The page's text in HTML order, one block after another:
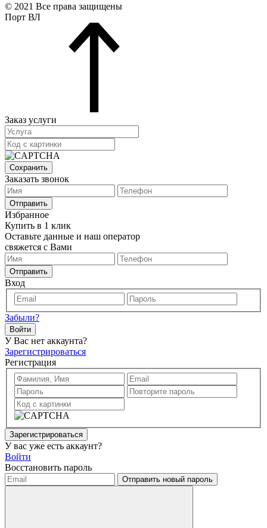
© 2021 Все права защищены
Порт ВЛ
Заказ услуги
Сохранить
Заказать звонок
Отправить
Избранное
Купить в 1 клик
Оставьте данные и наш оператор
свяжется с Вами
Отправить
Вход
Забыли?
Войти
У Вас нет аккаунта?
Зарегистрироваться
Регистрация
Зарегистрироваться
У вас уже есть аккаунт?
Войти
Восстановить пароль
Отправить новый пароль